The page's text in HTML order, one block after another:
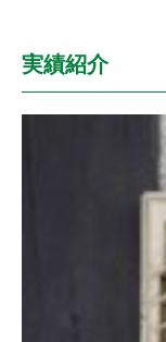
実績紹介